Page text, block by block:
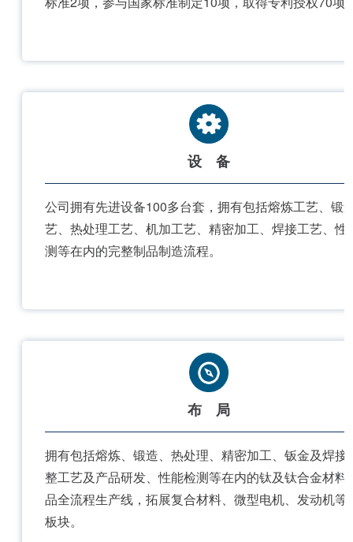
设 备
公司拥有先进设备100多台套，拥有包括熔炼工艺、锻
艺、热处理工艺、机加工艺、精密加工、焊接工艺、性
测等在内的完整制品制造流程。
布 局
拥有包括熔炼、锻造、热处理、精密加工、钣金及焊接
整工艺及产品研发、性能检测等在内的钛及钛合金材料
品全流程生产线，拓展复合材料、微型电机、发动机等
板块。